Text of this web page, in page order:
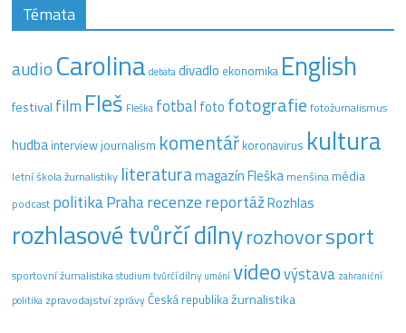
Témata
audio Carolina debata divadlo ekonomika English
festival film Fleš Fleška fotbal foto fotografie fotožurnalismus
hudba interview journalism komentář koronavirus kultura
letní škola žurnalistiky literaturamagazín Fleška menšinamédia
podcast politikaPraharecenzereportážRozhlas
rozhlasové tvůrčí dílnyrozhovorsport
sportovní žurnalistika studium tvůrčí dílny uměnívideovýstava zahraniční
politika zpravodajstvízprávyČeská republikažurnalistika